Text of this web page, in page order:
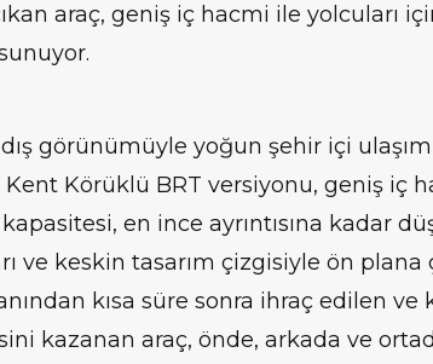
araç, geniş iç hacmi ile yolcuları
görünümüyle yoğun şehir içi
Körüklü BRT versiyonu, geniş iç
en ince ayrıntısına kadar
ve keskin tasarım çizgisiyle ön plana
kısa süre sonra ihraç edilen ve
kazanan araç, önde, arkada ve